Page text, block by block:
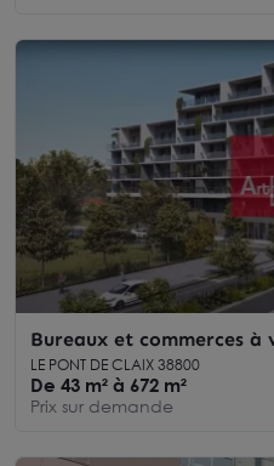
Bureaux et commerces à
proche transports
LE PONT DE CLAIX 38800
De 43 m² à 672 m²
Prix sur demande